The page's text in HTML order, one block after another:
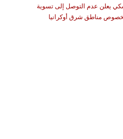
يعلن عدم التوصل إلى تسوية
مناطق شرق أوكرانيا